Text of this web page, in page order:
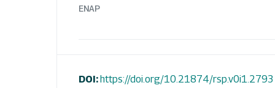
ENAP
DOI:https://doi.org/10.21874/rsp.v0i1.2793